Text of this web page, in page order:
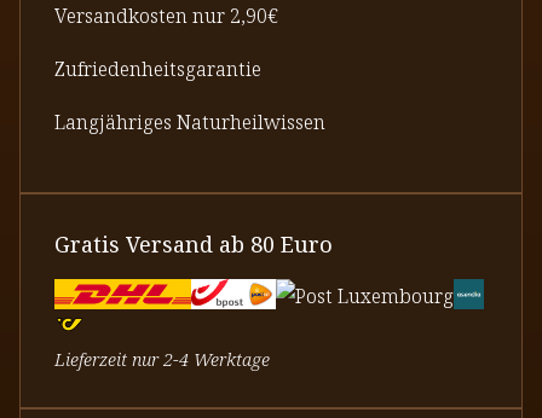
Versandkosten nur 2,90€
Zufriedenheitsgarantie
Langjähriges Naturheilwissen
Gratis Versand ab 80 Euro
Lieferzeit nur 2-4 Werktage